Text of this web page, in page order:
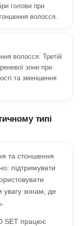
голови при
волосся.
волосся. Третій
зони при
та зменшення
типі
та стоншення
підтримувати
увагу зонам, де
SET працює